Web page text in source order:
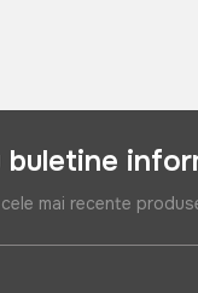
mai recente